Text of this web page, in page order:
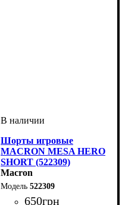
Шорты игровые
MACRON MESA HERO
SHORT (522309)
Macron
522309
650грн